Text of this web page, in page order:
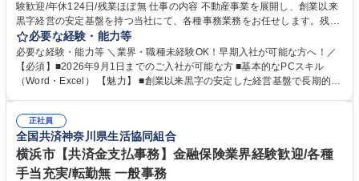
験歓迎/年休124日/残業ほぼ無 仕事の内容 不動産事業を展開し、創業以来
黒字経営の安定基盤を持つ当社にて、各種事務業務をお任せします。残業
がほぼ発生せず、連続した日程の有給取得が可能なため、WLBを整えたい
方にお勧めの環境です！ 入社後はOJTを通じて丁寧に研修を行いますの
で、事務未経験の方でも安心して臨むことができます。 【業務詳細】■電
話・来客対応 ■物件の鍵や社内の備品管理 ■データ入力や書類作成 ■契約
必要な経験・能力等
必要な経験・能力等 ＼業界・職種未経験OK！早期入社が可能な方へ！／
【必須】■2026年9月1日までのご入社が可能な方 ■基本的なPCスキル
（Word・Excel） 【魅力】 ■創業以来黒字の安定した経営基盤で長期的に
のOJTで業務を習得可能、未経験でもしっかりサポート 学歴・資格 学
歴：大学院 大学 高専 短大 語学力： 資格：
正社員
全国共済神奈川県生活協同組合
横浜市【共済金支払事務】金融保険業界経験歓迎/各種
手当充実/転勤無 一般事務